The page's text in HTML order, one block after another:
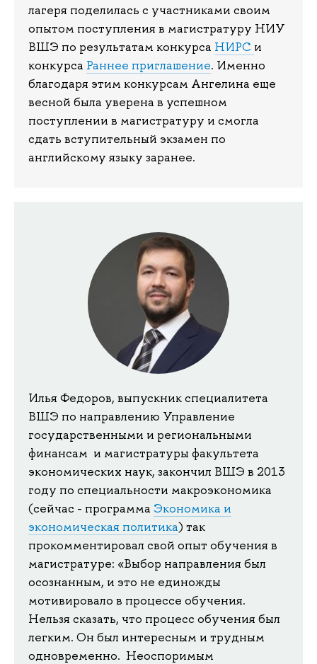
лагеря поделилась с участниками своим
опытом поступления в магистратуру НИУ
ВШЭ по результатам конкурса НИРС и
конкурса Раннее приглашение. Именно
благодаря этим конкурсам Ангелина еще
весной была уверена в успешном
поступлении в магистратуру и смогла
сдать вступительный экзамен по
английскому языку заранее.
Илья Федоров, выпускник специалитета
ВШЭ по направлению Управление
государственными и региональными
финансам и магистратуры факультета
экономических наук, закончил ВШЭ в 2013
году по специальности макроэкономика
(сейчас - программа Экономика и
экономическая политика) так
прокомментировал свой опыт обучения в
магистратуре: «Выбор направления был
осознанным, и это не единожды
мотивировало в процессе обучения.
Нельзя сказать, что процесс обучения был
легким. Он был интересным и трудным
одновременно. Неоспоримым